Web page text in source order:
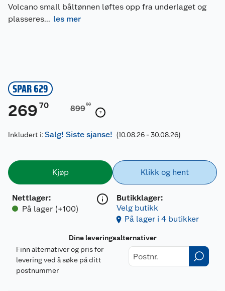
Volcano small båltønnen løftes opp fra underlaget og
plasseres... les mer
SPAR 629
269 70 89900
Inkludert i:Salg! Siste sjanse! (10.08.26 - 30.08.26)
Kjøp
Nettlager:
På lager (+100)
Klikk og hent
Butikklager:
Velg butikk
På lager i 4 butikker
Dine leveringsalternativer
Finn alternativer og pris for
levering ved å søke på ditt
postnummer